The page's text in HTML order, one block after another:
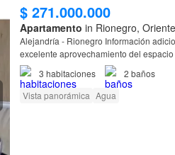
$ 271.000.000
Apartamento in Rionegro,
Alejandría - Rionegro Información
excelente aprovechamiento del
ideal para quienes buscan un activo
3 habitaciones 2 baños
Vista panorámica Agua